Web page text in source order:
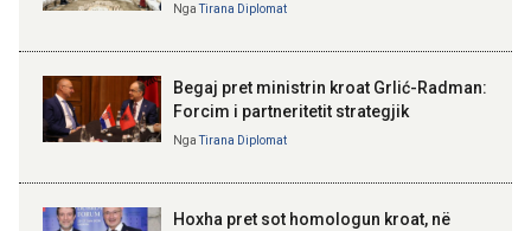
Kosovë!
100-vjetori i themelimit të
NgaTirana Diplomat
Begaj pret ministrin kroat Grlić-Radman:
Forcim i partneritetit strategjik
NgaTirana Diplomat
Hoxha pret sot homologun kroat, në